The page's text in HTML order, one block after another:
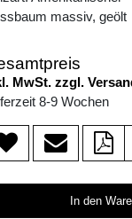
massiv, geölt
MwSt. zzgl.
8-9 Wochen
In den